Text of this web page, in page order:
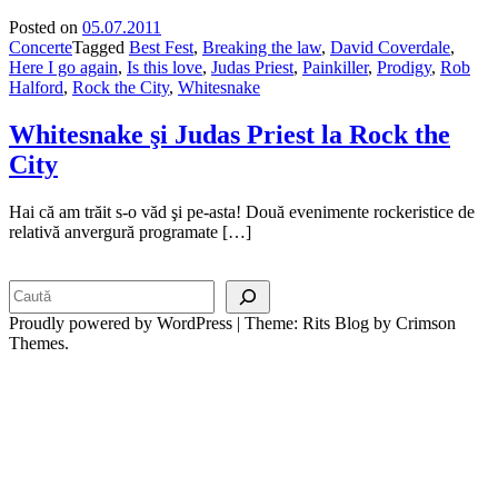
Posted on 05.07.2011
ConcerteTagged Best Fest, Breaking the law, David Coverdale,
Here I go again, Is this love, Judas Priest, Painkiller, Prodigy, Rob
Halford, Rock the City, Whitesnake
Whitesnake şi Judas Priest la Rock the
City
Hai că am trăit s-o văd şi pe-asta! Două evenimente rockeristice de
relativă anvergură programate […]
Proudly powered by WordPress | Theme: Rits Blog by Crimson
Themes.